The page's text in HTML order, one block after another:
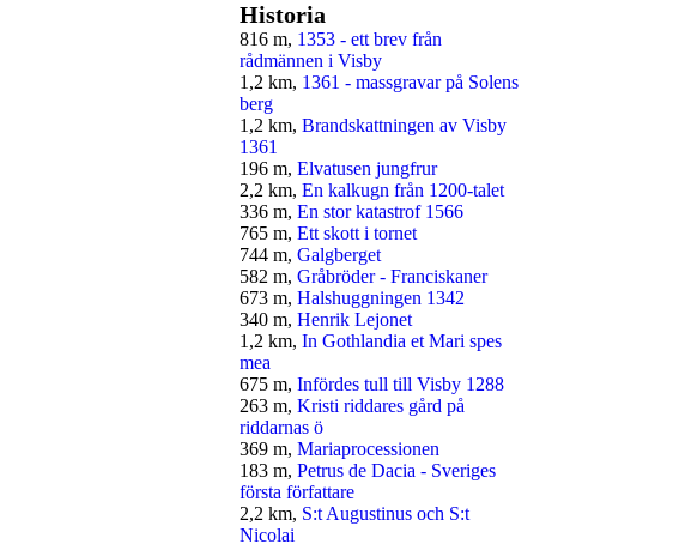
Historia
816 m, 1353 - ett brev från
rådmännen i Visby
1,2 km, 1361 - massgravar på Solens
berg
1,2 km, Brandskattningen av Visby
1361
196 m, Elvatusen jungfrur
2,2 km, En kalkugn från 1200-talet
336 m, En stor katastrof 1566
765 m, Ett skott i tornet
744 m, Galgberget
582 m, Gråbröder - Franciskaner
673 m, Halshuggningen 1342
340 m, Henrik Lejonet
1,2 km, In Gothlandia et Mari spes
mea
675 m, Infördes tull till Visby 1288
263 m, Kristi riddares gård på
riddarnas ö
369 m, Mariaprocessionen
183 m, Petrus de Dacia - Sveriges
första författare
2,2 km, S:t Augustinus och S:t
Nicolai